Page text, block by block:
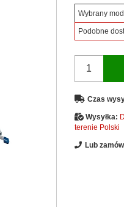
Wybrany
Podobne
Czas
Wysyłka:
terenie Polski
Lub